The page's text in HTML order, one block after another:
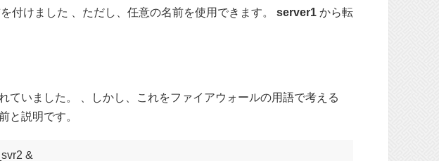
付けました 、ただし、任意の名前を使用できます。 server1 から転
ていました。 、しかし、これをファイアウォールの用語で考える
と説明です。
&